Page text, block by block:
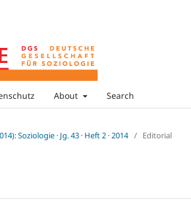
About Search
Soziologie · Jg. 43 · Heft 2 · 2014 / Editorial